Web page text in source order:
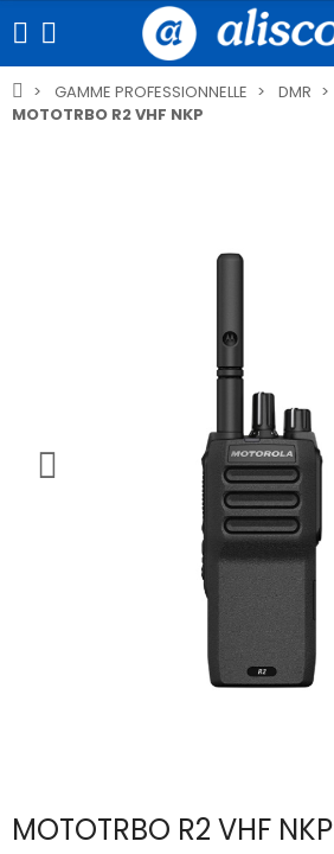
GAMME PROFESSIONNELLE DMR
MOTOTRBO R2 VHF NKP
MOTOTRBO R2 VHF NKP